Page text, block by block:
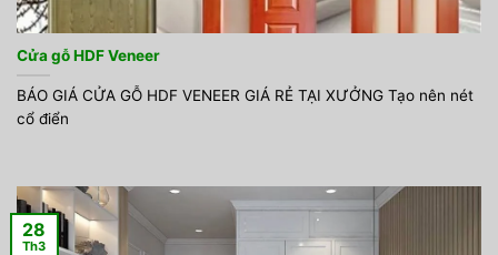
Cửa gỗ HDF Veneer
BÁO GIÁ CỬA GỖ HDF VENEER GIÁ RẺ TẠI XƯỞNG Tạo nên nét
cổ điển
28
Th3